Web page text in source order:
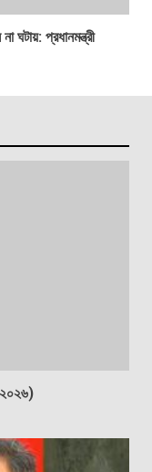
ঘটায়: প্রধানমন্ত্রী
২০২৬)